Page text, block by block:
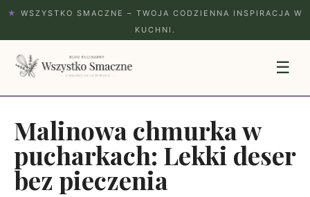
★
WSZYSTKO SMACZNE – TWOJA CODZIENNA INSPIRACJA W
KUCHNI.
☰
Malinowa chmurka w
pucharkach: Lekki deser
bez pieczenia